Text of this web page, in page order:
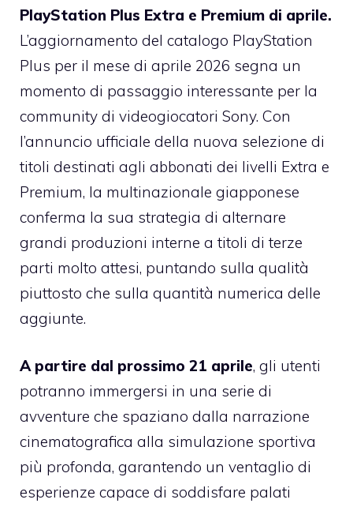
PlayStation Plus Extra e Premium di aprile.
L’aggiornamento del catalogo PlayStation
Plus per il mese di aprile 2026 segna un
momento di passaggio interessante per la
community di videogiocatori Sony. Con
l’annuncio ufficiale della nuova selezione di
titoli destinati agli abbonati dei livelli Extra e
Premium, la multinazionale giapponese
conferma la sua strategia di alternare
grandi produzioni interne a titoli di terze
parti molto attesi, puntando sulla qualità
piuttosto che sulla quantità numerica delle
aggiunte.
A partire dal prossimo 21 aprile, gli utenti
potranno immergersi in una serie di
avventure che spaziano dalla narrazione
cinematografica alla simulazione sportiva
più profonda, garantendo un ventaglio di
esperienze capace di soddisfare palati